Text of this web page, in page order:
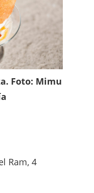
Foto: Mimu
Ram, 4